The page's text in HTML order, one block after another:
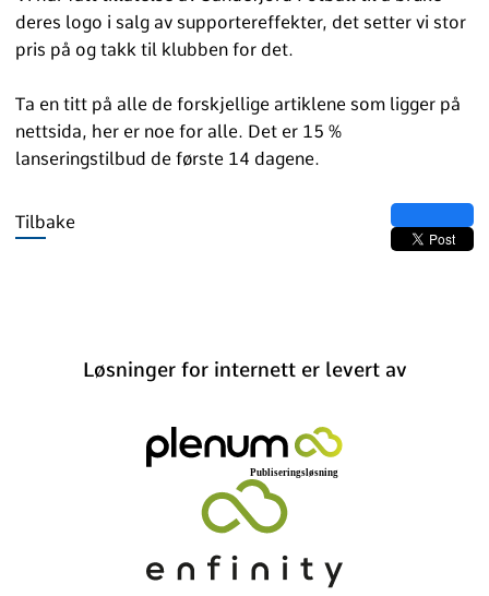
deres logo i salg av supportereffekter, det setter vi stor
pris på og takk til klubben for det.
Ta en titt på alle de forskjellige artiklene som ligger på
nettsida, her er noe for alle. Det er 15 %
lanseringstilbud de første 14 dagene.
Tilbake
Løsninger for internett er levert av